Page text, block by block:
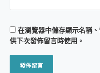
在瀏覽器中儲存顯示名稱
供下次發佈留言時使用。